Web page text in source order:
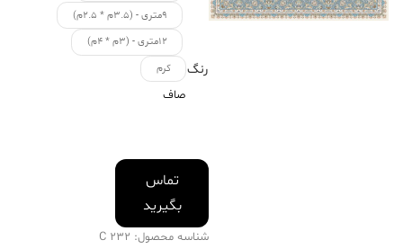
۹متری - (۳.۵م * ۲.۵م)
۱۲متری - (۳م * ۴م)
رنگ کرم
صاف
تماس
بگیرید
شناسه محصول: 232 C